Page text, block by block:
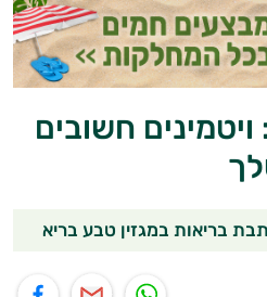
חשובים
בריאות במגזין טבע בריא